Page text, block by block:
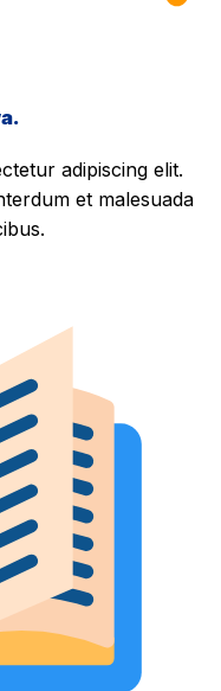
adipiscing elit.
et malesuada